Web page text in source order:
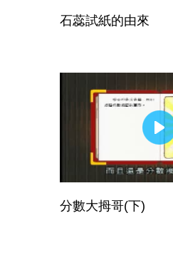
石蕊試紙的由來
分數大拇哥(下)